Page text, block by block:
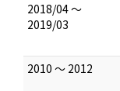
2018/04 ～
2019/03
2010 ～ 2012